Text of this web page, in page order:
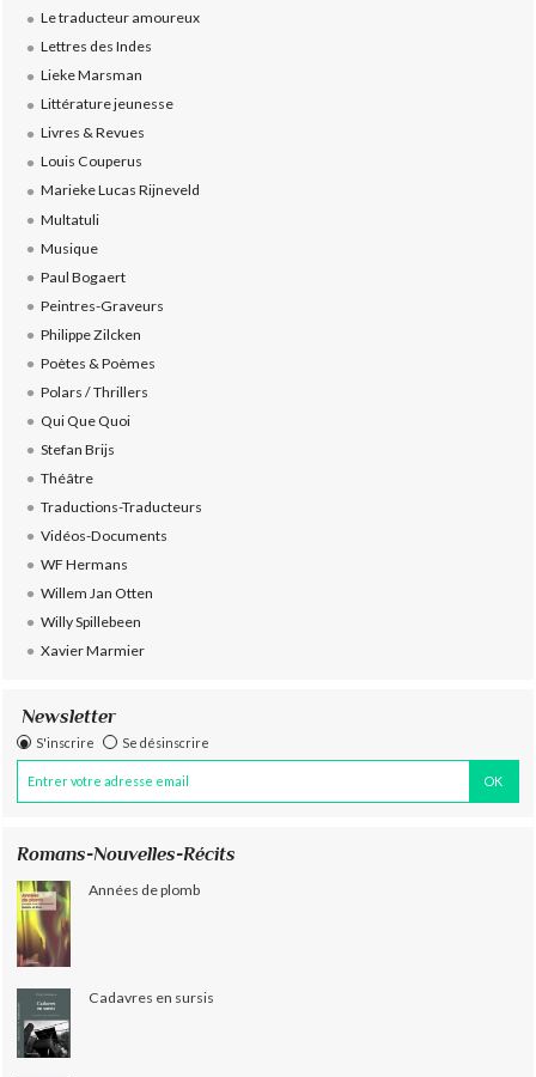
Le traducteur amoureux
Lettres des Indes
Lieke Marsman
Littérature jeunesse
Livres & Revues
Louis Couperus
Marieke Lucas Rijneveld
Multatuli
Musique
Paul Bogaert
Peintres-Graveurs
Philippe Zilcken
Poètes & Poèmes
Polars / Thrillers
Qui Que Quoi
Stefan Brijs
Théâtre
Traductions-Traducteurs
Vidéos-Documents
WF Hermans
Willem Jan Otten
Willy Spillebeen
Xavier Marmier
Newsletter
S'inscrire Se désinscrire
Romans-Nouvelles-Récits
Années de plomb
Cadavres en sursis